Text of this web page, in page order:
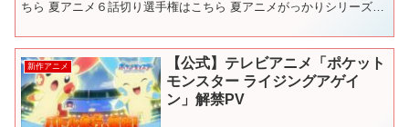
ちら 夏アニメ６話切り選手権はこちら 夏アニメがっかりシリーズ
新作アニメ
【公式】テレビアニメ「ポケット
モンスター ライジングアゲイ
ン」解禁PV